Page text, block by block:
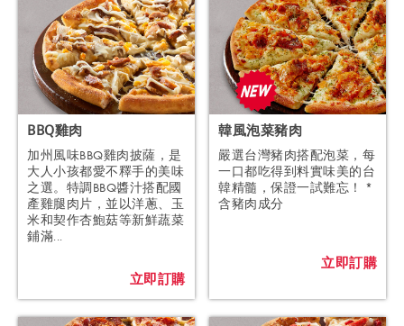
BBQ雞肉
加州風味BBQ雞肉披薩，是
大人小孩都愛不釋手的美味
之選。特調BBQ醬汁搭配國
產雞腿肉片，並以洋蔥、玉
米和契作杏鮑菇等新鮮蔬菜
鋪滿...
立即訂購
韓風泡菜豬肉
嚴選台灣豬肉搭配泡菜，每
一口都吃得到料實味美的台
韓精髓，保證一試難忘！ *
含豬肉成分
立即訂購